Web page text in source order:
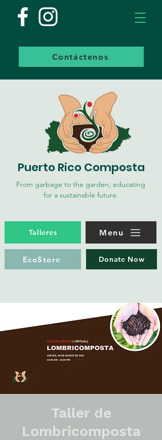
Puerto Rico Composta
From garbage to the garden, educating
for a sustainable future.
Talleres Menu
EcoStore Donate Now
Contáctenos
Taller de
Lombricomposta